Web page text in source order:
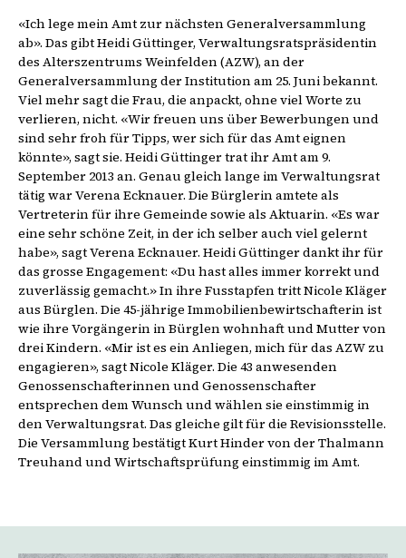
«Ich lege mein Amt zur nächsten Generalversammlung
ab». Das gibt Heidi Güttinger, Verwaltungsratspräsidentin
des Alterszentrums Weinfelden (AZW), an der
Generalversammlung der Institution am 25. Juni bekannt.
Viel mehr sagt die Frau, die anpackt, ohne viel Worte zu
verlieren, nicht. «Wir freuen uns über Bewerbungen und
sind sehr froh für Tipps, wer sich für das Amt eignen
könnte», sagt sie. Heidi Güttinger trat ihr Amt am 9.
September 2013 an. Genau gleich lange im Verwaltungsrat
tätig war Verena Ecknauer. Die Bürglerin amtete als
Vertreterin für ihre Gemeinde sowie als Aktuarin. «Es war
eine sehr schöne Zeit, in der ich selber auch viel gelernt
habe», sagt Verena Ecknauer. Heidi Güttinger dankt ihr für
das grosse Engagement: «Du hast alles immer korrekt und
zuverlässig gemacht.» In ihre Fusstapfen tritt Nicole Kläger
aus Bürglen. Die 45-jährige Immobilienbewirtschafterin ist
wie ihre Vorgängerin in Bürglen wohnhaft und Mutter von
drei Kindern. «Mir ist es ein Anliegen, mich für das AZW zu
engagieren», sagt Nicole Kläger. Die 43 anwesenden
Genossenschafterinnen und Genossenschafter
entsprechen dem Wunsch und wählen sie einstimmig in
den Verwaltungsrat. Das gleiche gilt für die Revisionsstelle.
Die Versammlung bestätigt Kurt Hinder von der Thalmann
Treuhand und Wirtschaftsprüfung einstimmig im Amt.